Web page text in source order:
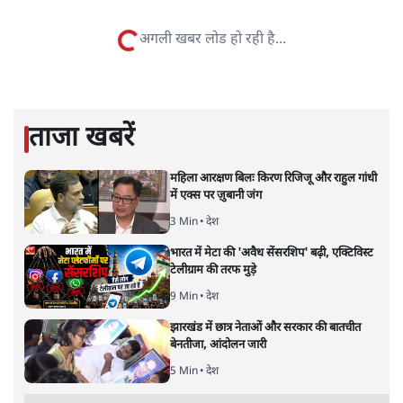
स्वतंत्र भारत, दैनिक जागरण आदि में 1993 तक लगातार रिपोर्टिंग
।
शीतल पी. सिंहकी और स्टोरी पढ़ें
अगली खबर लोड हो रही है...
ताजा खबरें